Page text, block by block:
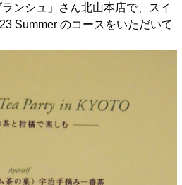
ンシュ」さん北山本店で、スイ
Summer のコースをいただいて